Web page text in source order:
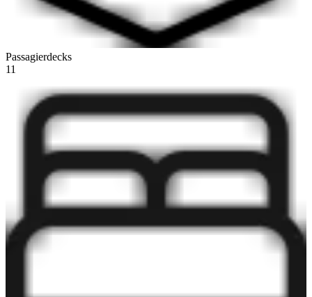
Passagierdecks
11